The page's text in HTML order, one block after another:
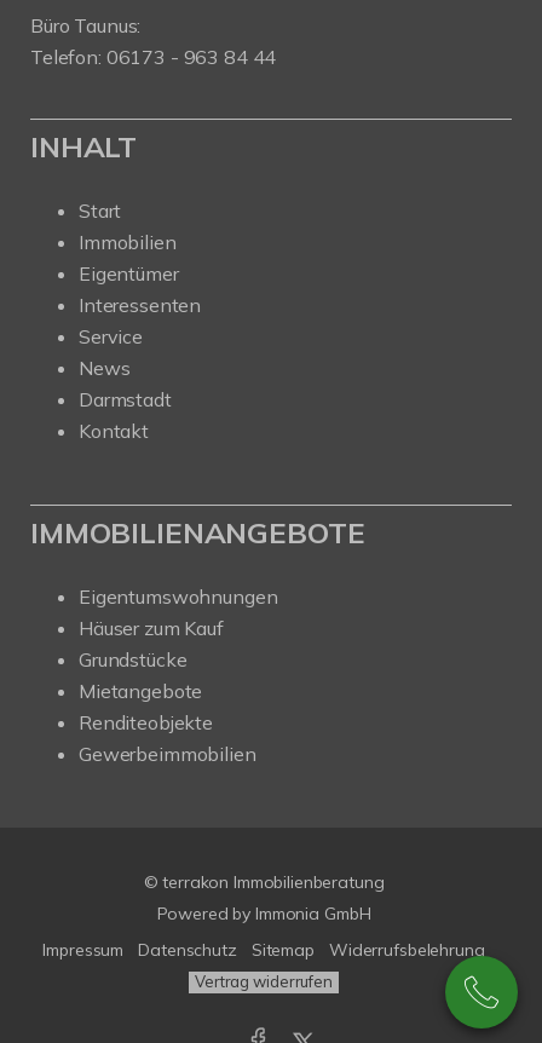
Büro Taunus:
Telefon: 06173 - 963 84 44
INHALT
Start
Immobilien
Eigentümer
Interessenten
Service
News
Darmstadt
Kontakt
IMMOBILIENANGEBOTE
Eigentumswohnungen
Häuser zum Kauf
Grundstücke
Mietangebote
Renditeobjekte
Gewerbeimmobilien
© terrakon Immobilienberatung
Powered by Immonia GmbH
Impressum
Datenschutz Sitemap Widerrufsbelehrung
Vertrag widerrufen